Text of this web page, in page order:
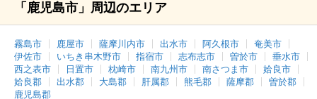
「鹿児島市」周辺のエリア
霧島市 鹿屋市 薩摩川内市 出水市 阿久根市
奄美市
伊佐市
いちき串木野市 指宿市 志布志市 曽於市
垂水市
西之表市
日置市 枕崎市 南九州市 南さつま市
姶良市
姶良郡
出水郡 大島郡 肝属郡 熊毛郡 薩摩郡
曽於郡
鹿児島郡